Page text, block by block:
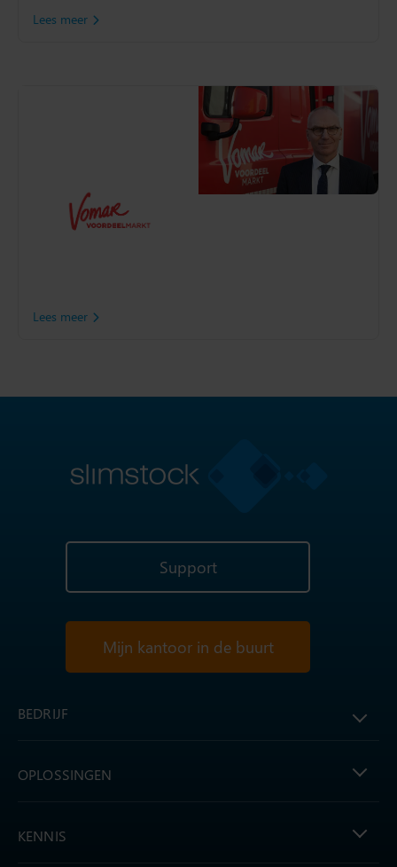
Lees meer
grip op de voorraad om zijn
filialen beter te kunnen
bevoorraden. De
Lees meer
Support
Mijn kantoor in de buurt
BEDRIJF
OPLOSSINGEN
KENNIS